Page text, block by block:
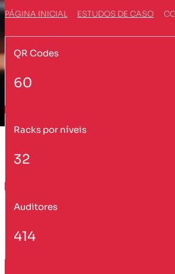
PÁGINA INICIAL ESTUDOS DE CASO
QR Codes
60
Racks por níveis
32
Auditores
414